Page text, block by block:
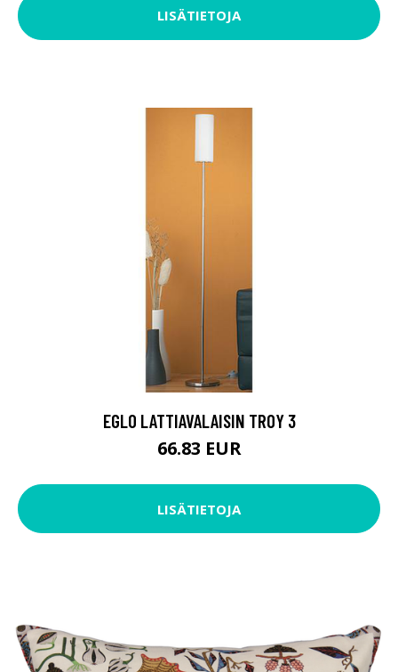
LISÄTIETOJA
EGLO LATTIAVALAISIN TROY 3
66.83 EUR
LISÄTIETOJA